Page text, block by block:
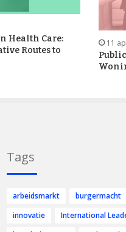
Health Care:
Routes to
11
Tags
arbeidsmarkt burgermacht
innovatie
International